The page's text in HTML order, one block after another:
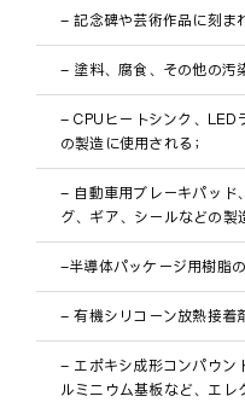
- 記念碑や芸術作品に刻ま
- 塗料、腐食、その他の汚
- CPUヒートシンク、LED
の製造に使用される；
- 自動車用ブレーキパッド
グ、ギア、シールなどの製
-半導体パッケージ用樹脂の
- 有機シリコーン放熱接着
- エポキシ成形コンパウン
ルミニウム基板など、エレ